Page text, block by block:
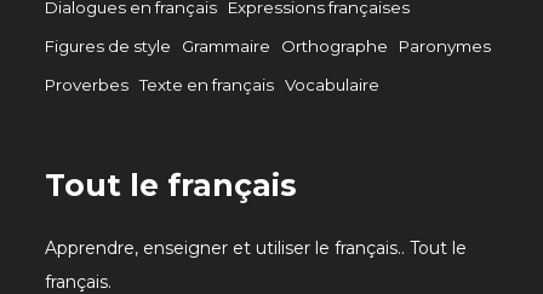
Dialogues en français
Expressions françaises
Figures de style
Grammaire Orthographe
Paronymes
Proverbes Texte en français Vocabulaire
Tout le français
Apprendre, enseigner et utiliser le français.. Tout le
français.